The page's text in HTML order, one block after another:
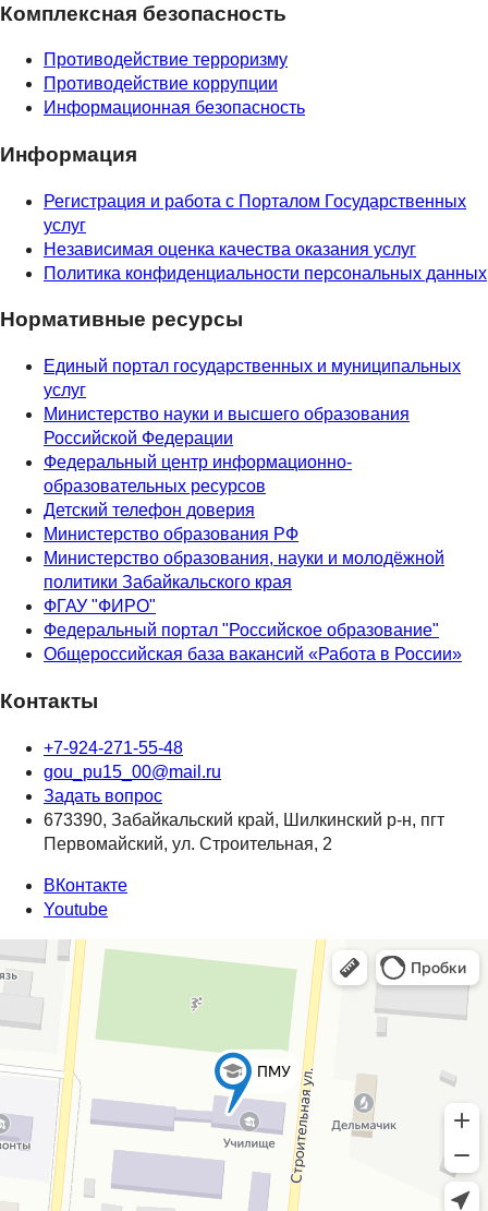
Комплексная безопасность
Противодействие терроризму
Противодействие коррупции
Информационная безопасность
Информация
Регистрация и работа с Порталом Государственных
услуг
Независимая оценка качества оказания услуг
Политика конфиденциальности персональных данных
Нормативные ресурсы
Единый портал государственных и муниципальных
услуг
Министерство науки и высшего образования
Российской Федерации
Федеральный центр информационно-
образовательных ресурсов
Детский телефон доверия
Министерство образования РФ
Министерство образования, науки и молодёжной
политики Забайкальского края
ФГАУ "ФИРО"
Федеральный портал "Российское образование"
Общероссийская база вакансий «Работа в России»
Контакты
+7-924-271-55-48
gou_pu15_00@mail.ru
Задать вопрос
673390, Забайкальский край, Шилкинский р-н, пгт
Первомайский, ул. Строительная, 2
ВКонтакте
Youtube